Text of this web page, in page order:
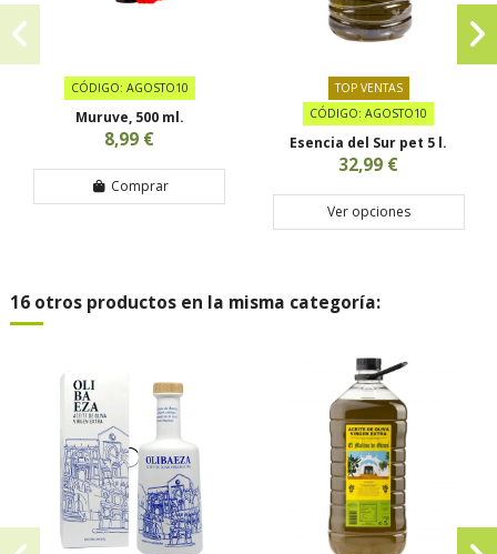
CÓDIGO: AGOSTO10
Muruve, 500 ml.
8,99 €
Comprar
TOP VENTAS
CÓDIGO: AGOSTO10
Esencia del Sur pet 5 l.
32,99 €
Ver opciones
16 otros productos en la misma categoría: